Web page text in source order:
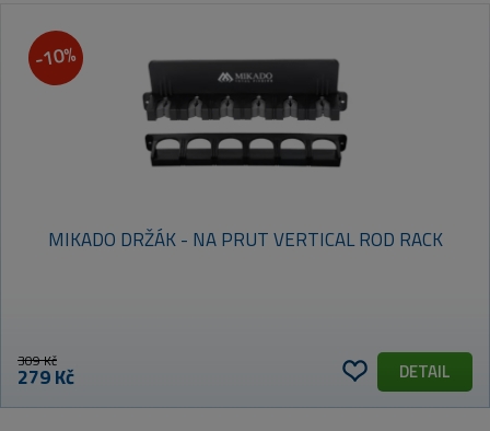
-10%
MIKADO DRŽÁK - NA PRUT VERTICAL ROD RACK
309 Kč
279 Kč DETAIL